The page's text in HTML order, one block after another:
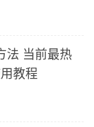
法 当前最热
教程